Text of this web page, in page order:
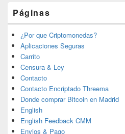
Páginas
¿Por que Criptomonedas?
Aplicaciones Seguras
Carrito
Censura & Ley
Contacto
Contacto Encriptado Threema
Donde comprar Bitcoin en Madrid
English
English Feedback CMM
Envios & Pago